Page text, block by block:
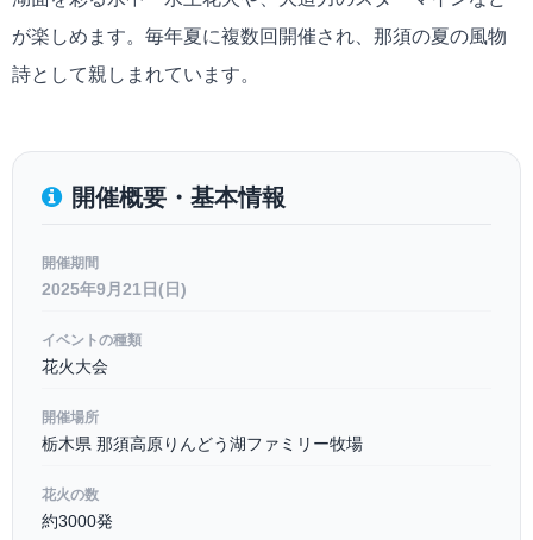
が楽しめます。毎年夏に複数回開催され、那須の夏の風物
詩として親しまれています。
開催概要・基本情報
開催期間
2025年9月21日(日)
イベントの種類
花火大会
開催場所
栃木県 那須高原りんどう湖ファミリー牧場
花火の数
約3000発